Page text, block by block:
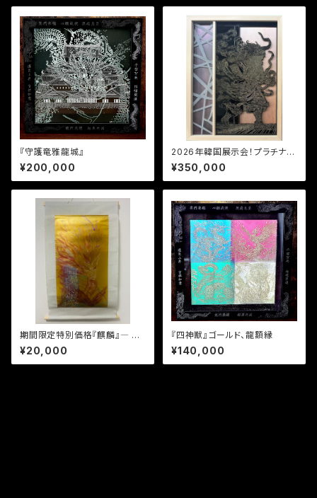
『守護竜雅龍城』
¥200,000
2026年韓国展示会！プラチナ風
神スポンサー✨
¥350,000
期間限定特別価格『麒麟』― 掛
軸風作品
¥20,000
『四神獣』ゴールド、龍額縁
¥140,000